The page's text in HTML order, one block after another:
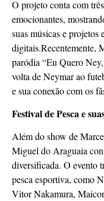
O projeto conta com
emocionantes,
suas músicas e projetos
digitais.Recentemente,
paródia “Eu Quero
volta de Neymar ao
e sua conexão com os
Festival de Pesca e
Além do show de
Miguel do Araguaia
diversificada. O evento
pesca esportiva, como
Vitor Nakamura,